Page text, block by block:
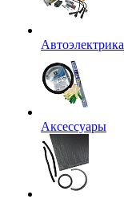
Автоэлектрика
Аксессуары